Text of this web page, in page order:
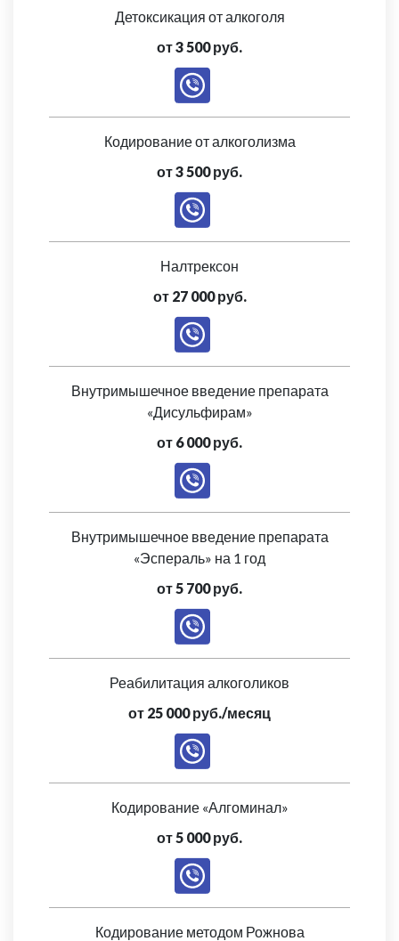
Детоксикация от алкоголя
от 3 500 руб.
Кодирование от алкоголизма
от 3 500 руб.
Налтрексон
от 27 000 руб.
Внутримышечное введение препарата
«Дисульфирам»
от 6 000 руб.
Внутримышечное введение препарата
«Эспераль» на 1 год
от 5 700 руб.
Реабилитация алкоголиков
от 25 000 руб./месяц
Кодирование «Алгоминал»
от 5 000 руб.
Кодирование методом Рожнова